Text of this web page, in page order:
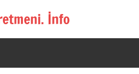
İnfo